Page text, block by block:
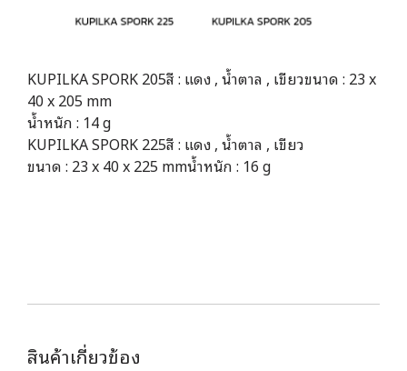
KUPILKA SPORK 205สี : แดง , น้ำตาล , เขียวขนาด : 23 x
40 x 205 mm
น้ำหนัก : 14 g
KUPILKA SPORK 225สี : แดง , น้ำตาล , เขียว
ขนาด : 23 x 40 x 225 mmน้ำหนัก : 16 g
สินค้าเกี่ยวข้อง